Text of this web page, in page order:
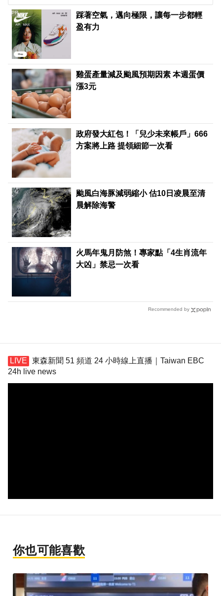
踩著空氣，邁向極限，讓每一步都輕
盈有力
PR
雞蛋產量減及颱風預期因素 本週蛋價
漲3元
政府發大紅包！「兒少未來帳戶」666
方案將上路 提領細節一次看
颱風白海豚減弱縮小 估10日凌晨至清
晨解除海警
火馬年鬼月防煞！專家點「4生肖流年
大凶」禁忌一次看
Recommended by
東森新聞 51 頻道 24 小時線上直播｜Taiwan EBC
24h live news
你也可能喜歡